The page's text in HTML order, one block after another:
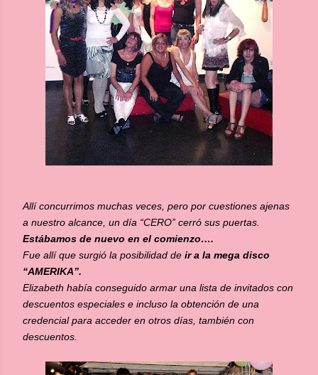
Allí concurrimos muchas veces, pero por cuestiones ajenas
a nuestro alcance, un día “CERO” cerró sus puertas.
Estábamos de nuevo en el comienzo….
Fue allí que surgió la posibilidad de ir a la mega disco
“AMERIKA”.
Elizabeth había conseguido armar una lista de invitados con
descuentos especiales e incluso la obtención de una
credencial para acceder en otros días, también con
descuentos.